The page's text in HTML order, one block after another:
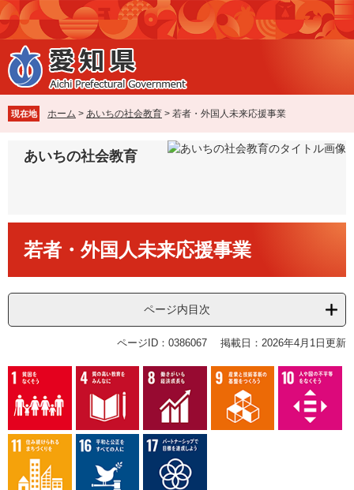
ペ
ー
ジ
の
先
で
す
メ
ニ
ュ
ー
を
ば
し
現在地 ホーム > あいちの社会教育 > 若者・外国人未来応援事業
あいちの社会教育
若者・外国人未来応援事業
ページ内目次
ページID：0386067 掲載日：2026年4月1日更新